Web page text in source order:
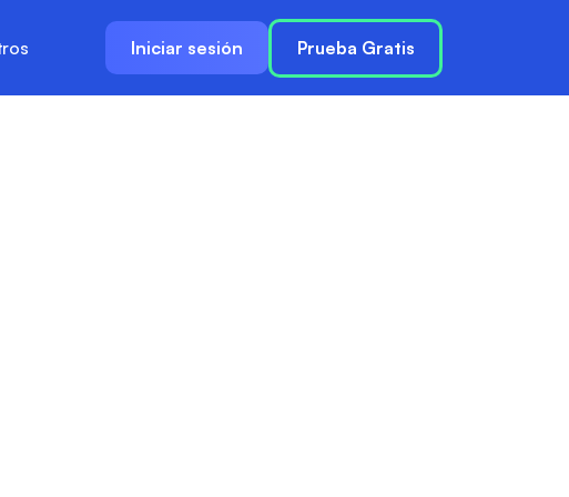
Iniciar sesión Prueba Gratis